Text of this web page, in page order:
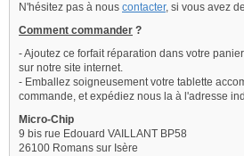
N'hésitez pas à nous contacter, si vous avez
Comment commander ?
- Ajoutez ce forfait réparation dans votre
sur notre site internet.
- Emballez soigneusement votre tablette
commande, et expédiez nous la à l'adresse
Micro-Chip
9 bis rue Edouard VAILLANT BP58
26100 Romans sur Isère